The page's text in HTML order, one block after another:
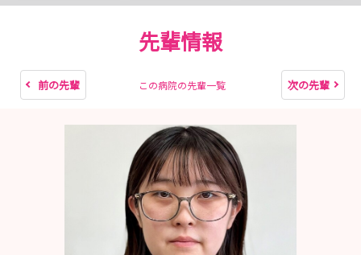
先輩情報
前の先輩 この病院の先輩一覧 次の先輩